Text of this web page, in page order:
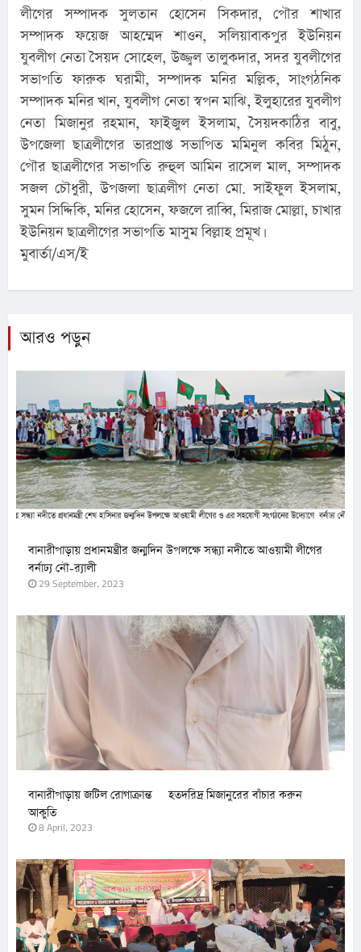
লীগের সম্পাদক সুলতান হোসেন সিকদার, পৌর শাখার
সম্পাদক ফয়েজ আহম্মেদ শাওন, সলিয়াবাকপুর ইউনিয়ন
যুবলীগ নেতা সৈয়দ সোহেল, উজ্জ্বল তালুকদার, সদর যুবলীগের
সভাপতি ফারুক ঘরামী, সম্পাদক মনির মল্লিক, সাংগঠনিক
সম্পাদক মনির খান, যুবলীগ নেতা স্বপন মাঝি, ইলুহারের যুবলীগ
নেতা মিজানুর রহমান, ফাইজুল ইসলাম, সৈয়দকাঠির বাবু,
উপজেলা ছাত্রলীগের ভারপ্রাপ্ত সভাপিত মমিনুল কবির মিঠুন,
পৌর ছাত্রলীগের সভাপতি রুহুল আমিন রাসেল মাল, সম্পাদক
সজল চৌধুরী, উপজলা ছাত্রলীগ নেতা মো. সাইফুল ইসলাম,
সুমন সিদ্দিকি, মনির হোসেন, ফজলে রাব্বি, মিরাজ মোল্লা, চাখার
ইউনিয়ন ছাত্রলীগের সভাপতি মাসুম বিল্লাহ প্রমূখ।
মুবার্তা/এস/ই
আরও পড়ুন
বানারীপাড়ায় প্রধানমন্ত্রীর জন্মদিন উপলক্ষে সন্ধ্যা নদীতে আওয়ামী লীগের
বর্নাঢ্য নৌ-র‌্যালী
29 September, 2023
বানারীপাড়ায় জটিল রোগাক্রান্ত হতদরিদ্র মিজানুরের বাঁচার করুন
আকুতি
8 April, 2023